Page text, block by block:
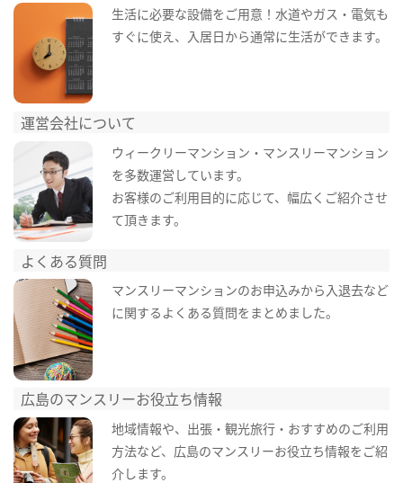
生活に必要な設備をご用意！水道やガス・電気も
すぐに使え、入居日から通常に生活ができます。
運営会社について
ウィークリーマンション・マンスリーマンション
を多数運営しています。
お客様のご利用目的に応じて、幅広くご紹介させ
て頂きます。
よくある質問
マンスリーマンションのお申込みから入退去など
に関するよくある質問をまとめました。
広島のマンスリーお役立ち情報
地域情報や、出張・観光旅行・おすすめのご利用
方法など、広島のマンスリーお役立ち情報をご紹
介します。